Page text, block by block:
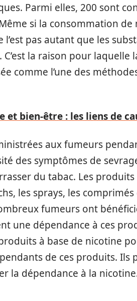
Parmi elles, 200 sont
si la consommation de
pas autant que les
la raison pour laquelle
comme l’une des
et bien-être : les liens de
aux fumeurs
des symptômes de
du tabac. Les produits
les sprays, les
fumeurs ont
une dépendance à ces
à base de nicotine
de ces produits. Ils
la dépendance à la